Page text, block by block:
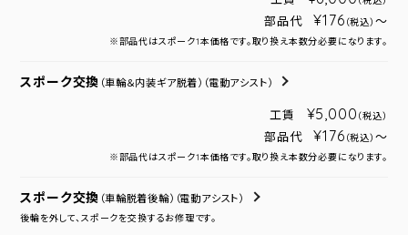
部品代 ¥176 （税込） ～
※部品代はスポーク1本価格です。取り換え本数分必要になります。
スポーク交換 （車輪＆内装ギア脱着） （電動アシスト）
工賃 ¥5,000 （税込）
部品代 ¥176 （税込） ～
※部品代はスポーク1本価格です。取り換え本数分必要になります。
スポーク交換 （車輪脱着後輪） （電動アシスト）
後輪を外して、スポークを交換するお修理です。